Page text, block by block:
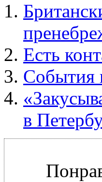
Есть
События
в